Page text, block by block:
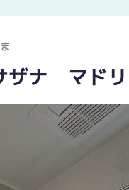
ザナ マド